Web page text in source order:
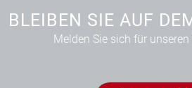
BLEIBEN SIE AUF
Melden Sie sich für